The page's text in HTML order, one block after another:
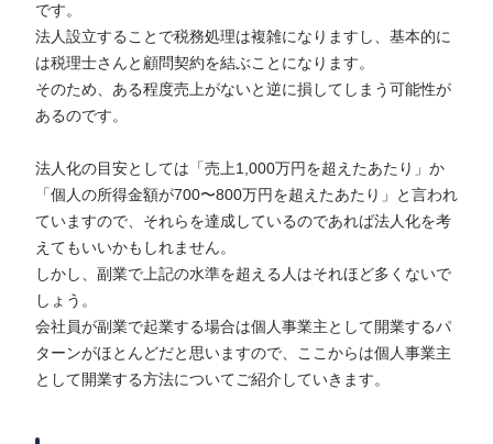
です。
法人設立することで税務処理は複雑になりますし、基本的に
は税理士さんと顧問契約を結ぶことになります。
そのため、ある程度売上がないと逆に損してしまう可能性が
あるのです。
法人化の目安としては「売上1,000万円を超えたあたり」か
「個人の所得金額が700〜800万円を超えたあたり」と言われ
ていますので、それらを達成しているのであれば法人化を考
えてもいいかもしれません。
しかし、副業で上記の水準を超える人はそれほど多くないで
しょう。
会社員が副業で起業する場合は個人事業主として開業するパ
ターンがほとんどだと思いますので、ここからは個人事業主
として開業する方法についてご紹介していきます。